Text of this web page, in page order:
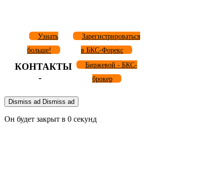
Узнать
больше!
Зарегистрироваться
в БКС-Форекс
КОНТАКТЫ
-
Биржевой - БКС-
брокер
Dismiss ad Dismiss ad
Он будет закрыт в 0 секунд